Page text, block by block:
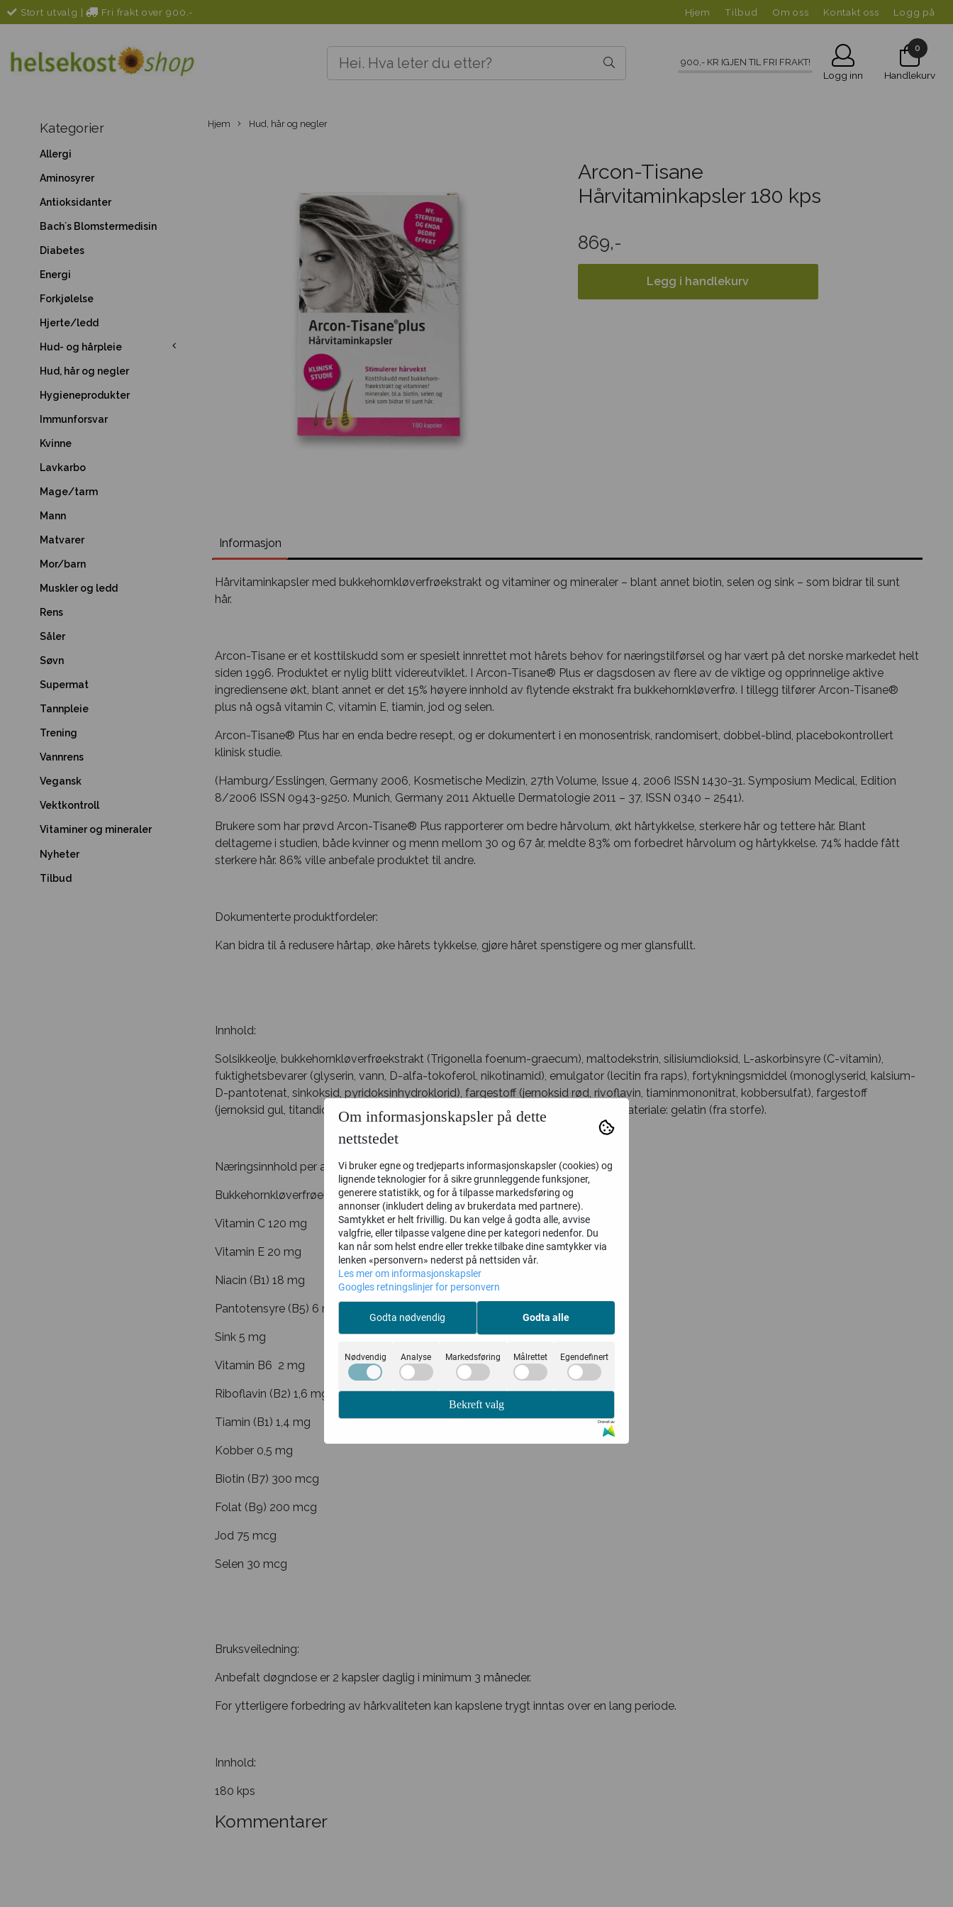
Stort utvalg | Fri frakt over 900,- Hjem Tilbud Om oss Kontakt oss Logg på
900,- KR IGJEN TIL FRI FRAKT!
Logg inn
0
Handlekurv
Kategorier
Allergi
Aminosyrer
Antioksidanter
Bach´s Blomstermedisin
Diabetes
Energi
Forkjølelse
Hjerte/ledd
Hud- og hårpleie
Hud, hår og negler
Hygieneprodukter
Immunforsvar
Kvinne
Lavkarbo
Mage/tarm
Mann
Matvarer
Mor/barn
Muskler og ledd
Rens
Såler
Søvn
Supermat
Tannpleie
Trening
Vannrens
Vegansk
Vektkontroll
Vitaminer og mineraler
Nyheter
Tilbud
Hjem Hud, hår og negler
Arcon-Tisane
Hårvitaminkapsler 180 kps
869,-
Legg i handlekurv
Informasjon
Hårvitaminkapsler med bukkehornkløverfrøekstrakt og vitaminer og mineraler – blant annet biotin, selen og sink – som bidrar til sunt
hår.
Arcon-Tisane er et kosttilskudd som er spesielt innrettet mot hårets behov for næringstilførsel og har vært på det norske markedet helt
siden 1996. Produktet er nylig blitt videreutviklet. I Arcon-Tisane® Plus er dagsdosen av flere av de viktige og opprinnelige aktive
ingrediensene økt, blant annet er det 15% høyere innhold av flytende ekstrakt fra bukkehornkløverfrø. I tillegg tilfører Arcon-Tisane®
plus nå også vitamin C, vitamin E, tiamin, jod og selen.
Arcon-Tisane® Plus har en enda bedre resept, og er dokumentert i en monosentrisk, randomisert, dobbel-blind, placebokontrollert
klinisk studie.
(Hamburg/Esslingen, Germany 2006, Kosmetische Medizin, 27th Volume, Issue 4, 2006 ISSN 1430-31. Symposium Medical, Edition
8/2006 ISSN 0943-9250. Munich, Germany 2011 Aktuelle Dermatologie 2011 – 37, ISSN 0340 – 2541).
Brukere som har prøvd Arcon-Tisane® Plus rapporterer om bedre hårvolum, økt hårtykkelse, sterkere hår og tettere hår. Blant
deltagerne i studien, både kvinner og menn mellom 30 og 67 år, meldte 83% om forbedret hårvolum og hårtykkelse. 74% hadde fått
sterkere hår. 86% ville anbefale produktet til andre.
Dokumenterte produktfordeler:
Kan bidra til å redusere hårtap, øke hårets tykkelse, gjøre håret spenstigere og mer glansfullt.
Innhold:
Solsikkeolje, bukkehornkløverfrøekstrakt (Trigonella foenum-graecum), maltodekstrin, silisiumdioksid, L-askorbinsyre (C-vitamin),
fuktighetsbevarer (glyserin, vann, D-alfa-tokoferol, nikotinamid), emulgator (lecitin fra raps), fortykningsmiddel (monoglyserid, kalsium-
D-pantotenat, sinkoksid, pyridoksinhydroklorid), fargestoff (jernoksid rød, rivoflavin, tiaminmononitrat, kobbersulfat), fargestoff
(jernoksid gul, titandioksid, d-biotin, folat, kaliumjodid, natriumselenat). Kapselmateriale: gelatin (fra storfe).
Næringsinnhold per anbefalt døgndose (2 kapsler):
Bukkehornkløverfrøekstrakt 300 mg
Vitamin C 120 mg
Vitamin E 20 mg
Niacin (B1) 18 mg
Pantotensyre (B5) 6 mg
Sink 5 mg
Vitamin B6 2 mg
Riboflavin (B2) 1,6 mg
Tiamin (B1) 1,4 mg
Kobber 0,5 mg
Biotin (B7) 300 mcg
Folat (B9) 200 mcg
Jod 75 mcg
Selen 30 mcg
Bruksveiledning:
Anbefalt døgndose er 2 kapsler daglig i minimum 3 måneder.
For ytterligere forbedring av hårkvaliteten kan kapslene trygt inntas over en lang periode.
Innhold:
180 kps
Kommentarer
Om informasjonskapsler på dette
nettstedet
Vi bruker egne og tredjeparts informasjonskapsler (cookies) og
lignende teknologier for å sikre grunnleggende funksjoner,
generere statistikk, og for å tilpasse markedsføring og
annonser (inkludert deling av brukerdata med partnere).
Samtykket er helt frivillig. Du kan velge å godta alle, avvise
valgfrie, eller tilpasse valgene dine per kategori nedenfor. Du
kan når som helst endre eller trekke tilbake dine samtykker via
lenken «personvern» nederst på nettsiden vår.
Les mer om informasjonskapsler
Googles retningslinjer for personvern
Godta nødvendig Godta alle
Nødvendig Analyse Markedsføring Målrettet Egendefinert
Bekreft valg
Drevet av